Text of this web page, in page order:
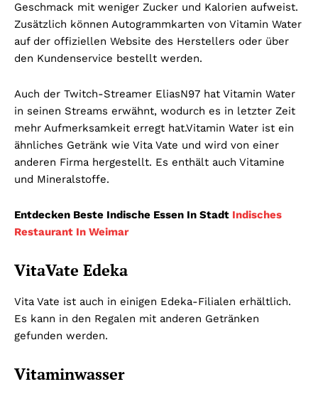
Geschmack mit weniger Zucker und Kalorien aufweist.
Zusätzlich können Autogrammkarten von Vitamin Water
auf der offiziellen Website des Herstellers oder über
den Kundenservice bestellt werden.
Auch der Twitch-Streamer EliasN97 hat Vitamin Water
in seinen Streams erwähnt, wodurch es in letzter Zeit
mehr Aufmerksamkeit erregt hat.Vitamin Water ist ein
ähnliches Getränk wie Vita Vate und wird von einer
anderen Firma hergestellt. Es enthält auch Vitamine
und Mineralstoffe.
Entdecken Beste Indische Essen In Stadt Indisches
Restaurant In Weimar
VitaVate Edeka
Vita Vate ist auch in einigen Edeka-Filialen erhältlich.
Es kann in den Regalen mit anderen Getränken
gefunden werden.
Vitaminwasser